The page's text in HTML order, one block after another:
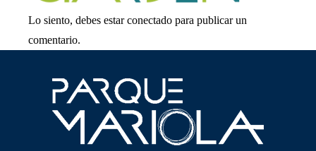
Lo siento, debes estarconectado para publicar un
comentario.